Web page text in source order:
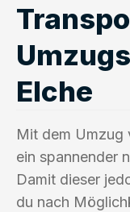
Elche
Mit dem Umzug
ein spannender
Damit dieser
du nach